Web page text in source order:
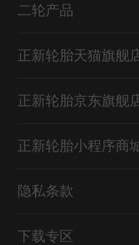
二轮产品
正新轮胎天猫旗舰
正新轮胎京东旗舰
正新轮胎小程序商
隐私条款
下载专区